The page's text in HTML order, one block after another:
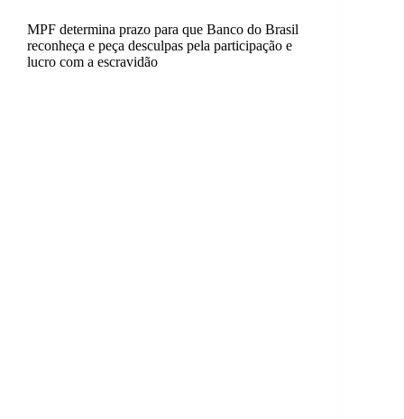
MPF determina prazo para que Banco do Brasil
reconheça e peça desculpas pela participação e
lucro com a escravidão